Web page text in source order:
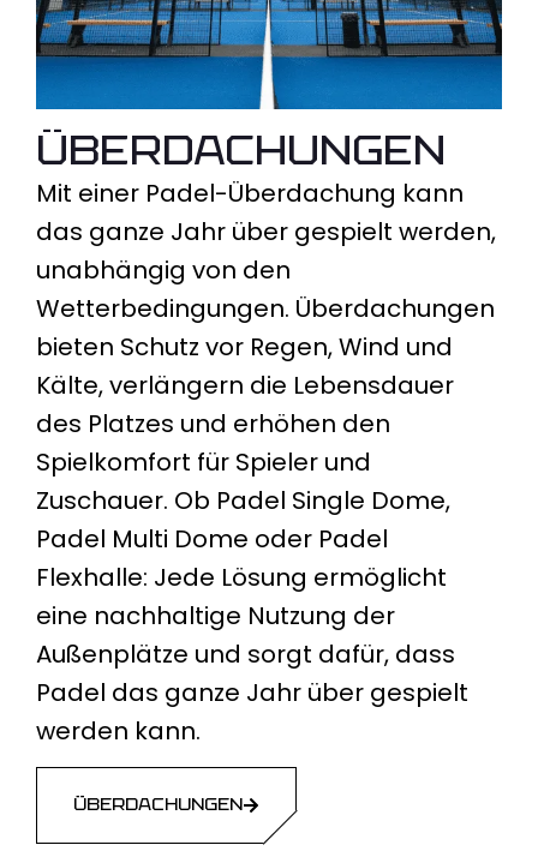
Überdachungen
Mit einer Padel-Überdachung kann
das ganze Jahr über gespielt werden,
unabhängig von den
Wetterbedingungen. Überdachungen
bieten Schutz vor Regen, Wind und
Kälte, verlängern die Lebensdauer
des Platzes und erhöhen den
Spielkomfort für Spieler und
Zuschauer. Ob Padel Single Dome,
Padel Multi Dome oder Padel
Flexhalle: Jede Lösung ermöglicht
eine nachhaltige Nutzung der
Außenplätze und sorgt dafür, dass
Padel das ganze Jahr über gespielt
werden kann.
ÜBERDACHUNGEN